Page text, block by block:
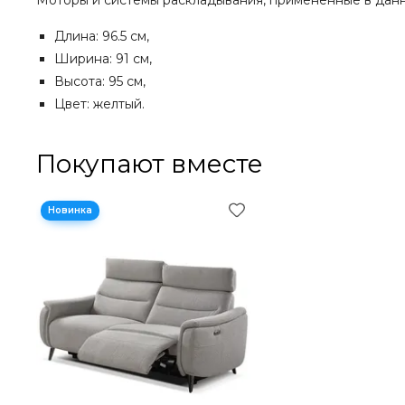
Длина: 96.5 см,
Ширина: 91 см,
Высота: 95 см,
Цвет: желтый.
Покупают вместе